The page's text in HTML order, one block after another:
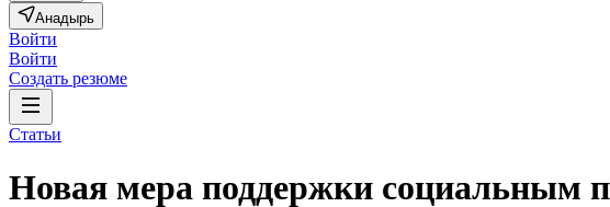
Анадырь
Войти
Войти
Создать резюме
Статьи
Новая мера поддержки социальным